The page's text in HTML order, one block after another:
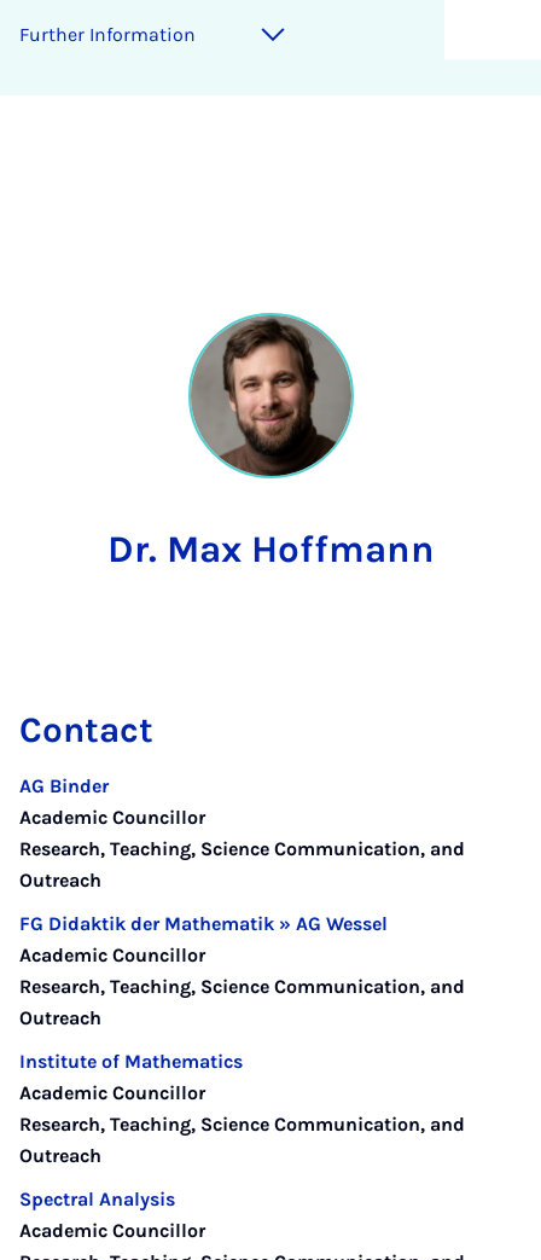
Further Information
Dr. Max Hoffmann
Contact
AG Binder
Academic Councillor
Research, Teaching, Science Communication, and
Outreach
FG Didaktik der Mathematik » AG Wessel
Academic Councillor
Research, Teaching, Science Communication, and
Outreach
Institute of Mathematics
Academic Councillor
Research, Teaching, Science Communication, and
Outreach
Spectral Analysis
Academic Councillor